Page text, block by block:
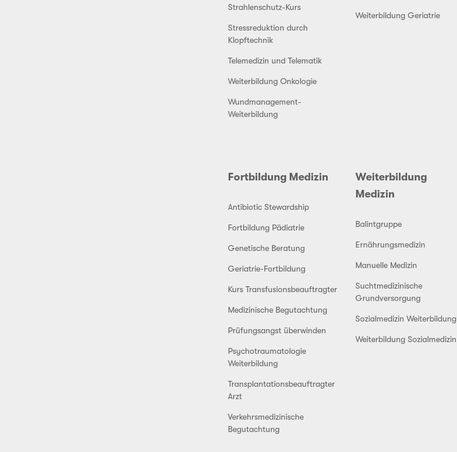
Strahlenschutz-Kurs
Stressreduktion durch
Klopftechnik
Telemedizin und Telematik
Weiterbildung Onkologie
Wundmanagement-
Weiterbildung
Weiterbildung Geriatrie
Fortbildung Medizin
Antibiotic Stewardship
Fortbildung Pädiatrie
Genetische Beratung
Geriatrie-Fortbildung
Kurs Transfusionsbeauftragter
Medizinische Begutachtung
Prüfungsangst überwinden
Psychotraumatologie
Weiterbildung
Transplantationsbeauftragter
Arzt
Verkehrsmedizinische
Begutachtung
Weiterbildung
Medizin
Balintgruppe
Ernährungsmedizin
Manuelle Medizin
Suchtmedizinische
Grundversorgung
Sozialmedizin Weiterbildung
Weiterbildung Sozialmedizin